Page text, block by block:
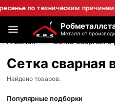
по техническим причинам
Металл от
Главная Сетка сварная в
Сетка сварная
Найдено товаров:
Популярные подборки